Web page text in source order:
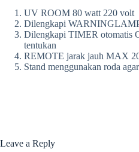
UV ROOM 80 watt 220 volt
Dilengkapi
Dilengkapi TIMER otomatis
tentukan
REMOTE jarak jauh MAX
Stand menggunakan roda
Leave a Reply